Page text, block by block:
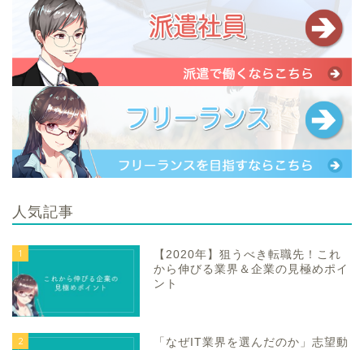
人気記事
1
【2020年】狙うべき転職先！これ
から伸びる業界＆企業の見極めポイ
ント
2
「なぜIT業界を選んだのか」志望動